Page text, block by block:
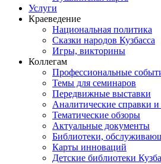
Услуги
Краеведение
Национальная политика
Сказки народов Кузбасса
Игры, викторины
Коллегам
Профессиональные
Темы для семинаров
Передвижные выставки
Аналитические справки
Тематические обзоры
Актуальные документы
Библиотеки,
Карты инноваций
Детские библиотеки